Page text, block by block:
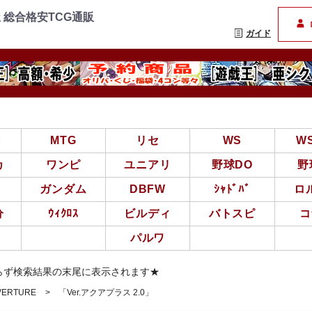
合格安TCG通販
ガイド
んぞく屋 格安TCG通
MTG リセ WS
ワンピ ユニアリ 野球DO 野
ガンダム DBFW ｼｬﾄﾞﾊﾞ ロ
ｳｨｸﾛｽ ビルディ バトスピ
パルワ
検索結果の末尾に表示されます★
「Ver.アクアプラス 2.0」